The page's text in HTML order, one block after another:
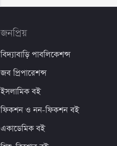
রবীন্দ্রনাথ ঠাকুর
মোত্তাসিন পাহলভী
জনপ্রিয়
বিদ্যাবাড়ি পাবলিকেশন্স
জব প্রিপারেশন্স
ইসলামিক বই
ফিকশন ও নন-ফিকশন বই
একাডেমিক বই